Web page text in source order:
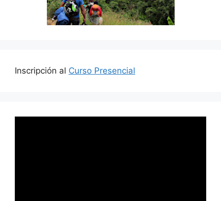
Inscripción al Curso Presencial